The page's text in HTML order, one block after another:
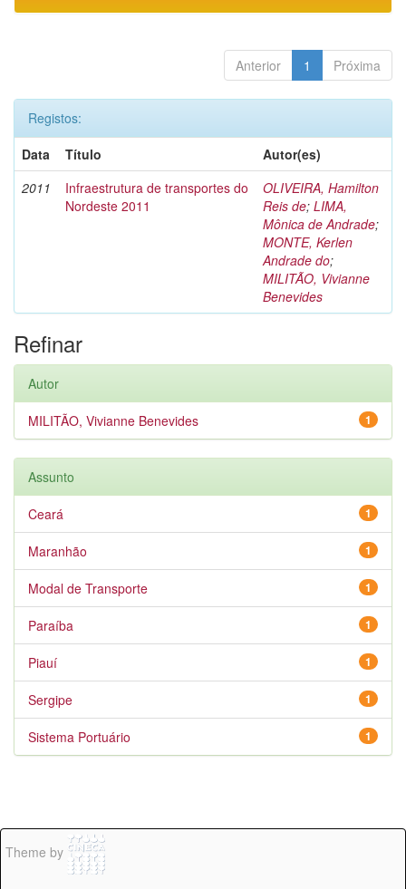
Anterior 1 Próxima
Registos:
Data
Título
Autor(es)
2011
Infraestrutura de transportes do
Nordeste 2011
OLIVEIRA, Hamilton
Reis de; LIMA,
Mônica de Andrade;
MONTE, Kerlen
Andrade do;
MILITÃO, Vivianne
Benevides
Refinar
Autor
1
MILITÃO, Vivianne Benevides
Assunto
1
Ceará
1
Maranhão
1
Modal de Transporte
1
Paraíba
1
Piauí
1
Sergipe
1
Sistema Portuário
Theme by